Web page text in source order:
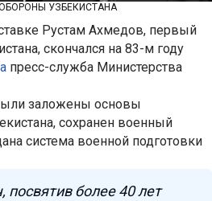
УЗБЕКИСТАНА
Рустам Ахмедов, первый
скончался на 83-м году
пресс-служба Министерства
заложены основы
сохранен военный
система военной подготовки
посвятив более 40 лет